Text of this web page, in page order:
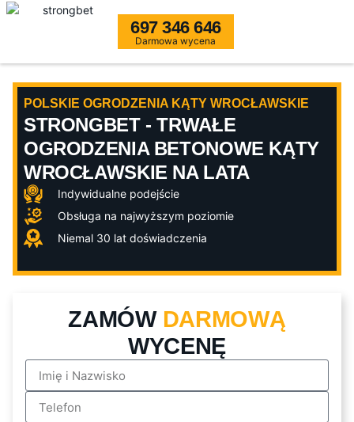
697 346 646
Darmowa wycena
POLSKIE OGRODZENIA KĄTY WROCŁAWSKIE
STRONGBET - TRWAŁE
OGRODZENIA BETONOWE KĄTY
WROCŁAWSKIE NA LATA
Indywidualne podejście
Obsługa na najwyższym poziomie
Niemal 30 lat doświadczenia
ZAMÓW DARMOWĄ
WYCENĘ